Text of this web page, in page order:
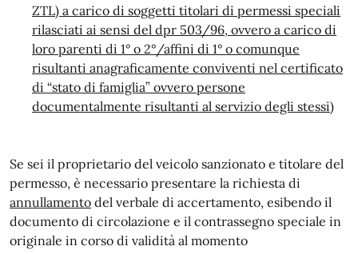
ZTL) a carico di soggetti titolari di permessi speciali
rilasciati ai sensi del dpr 503/96, ovvero a carico di
loro parenti di 1° o 2°/affini di 1° o comunque
risultanti anagraficamente conviventi nel certificato
di “stato di famiglia” ovvero persone
documentalmente risultanti al servizio degli stessi)
Se sei il proprietario del veicolo sanzionato e titolare del
permesso, è necessario presentare la richiesta di
annullamento del verbale di accertamento, esibendo il
documento di circolazione e il contrassegno speciale in
originale in corso di validità al momento